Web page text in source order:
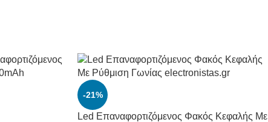
-21%
Led Επαναφορτιζόμενος Φακός Κεφαλής Με